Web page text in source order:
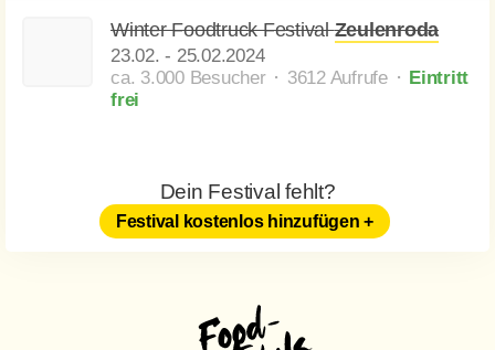
Winter Foodtruck FestivalZeulenroda
23.02. - 25.02.2024
ca. 3.000 Besucher ⬝ 3612 Aufrufe ⬝ Eintritt
frei
Dein Festival fehlt?
Festival kostenlos hinzufügen +